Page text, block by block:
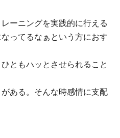
ーニングを実践的に行える
ってるなぁという方におす
ともハッとさせられること
ある。そんな時感情に支配